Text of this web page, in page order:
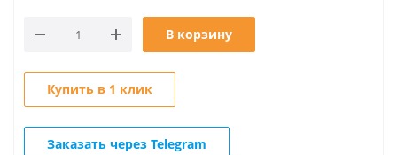
В корзину
Купить в 1 клик
Заказать через Telegram